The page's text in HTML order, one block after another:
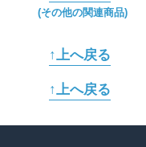
(その他の関連商品)
↑上へ戻る
↑上へ戻る